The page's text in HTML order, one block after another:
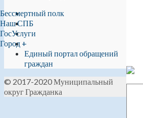
Бессмертный полк
Наш СПБ
ГосУслуги
Город +
Единый портал обращений
граждан
© 2017-2020 Муниципальный
округ Гражданка